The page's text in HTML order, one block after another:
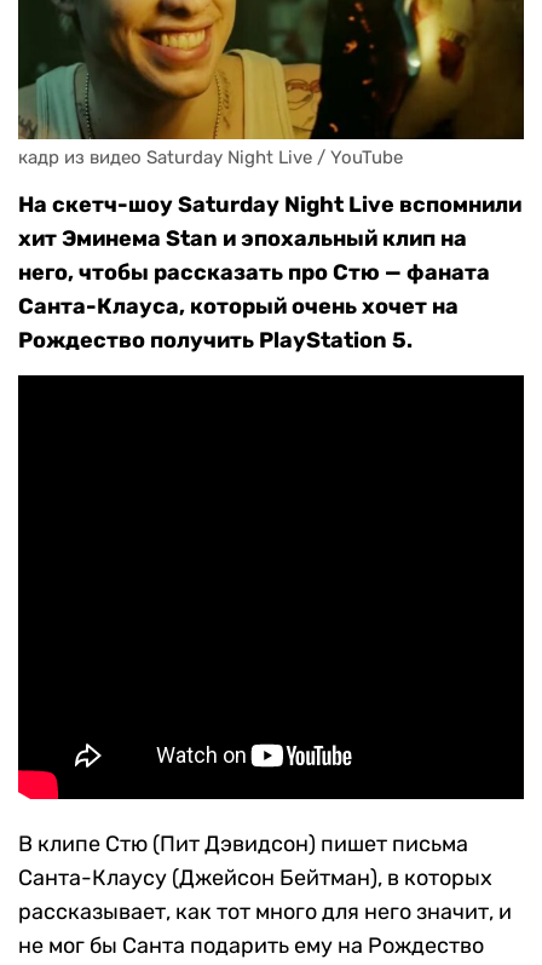
кадр из видео Saturday Night Live / YouTube
На скетч-шоу Saturday Night Live вспомнили
хит Эминема Stan и эпохальный клип на
него, чтобы рассказать про Стю — фаната
Санта-Клауса, который очень хочет на
Рождество получить PlayStation 5.
В клипе Стю (Пит Дэвидсон) пишет письма
Санта-Клаусу (Джейсон Бейтман), в которых
рассказывает, как тот много для него значит, и
не мог бы Санта подарить ему на Рождество